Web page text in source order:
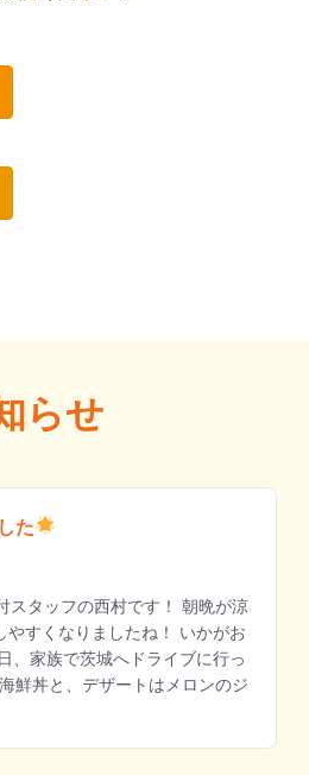
らせ
た
スタッフの西村です！ 朝晩が涼
やすくなりましたね！ いかがお
、家族で茨城へドライブに行っ
鮮丼と、デザートはメロンのジ